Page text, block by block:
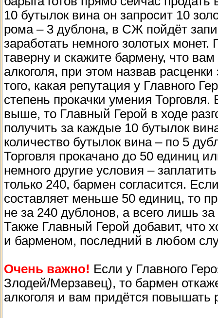
10 бутылок вина он запросит 10
рома – 3 дублона, в СЖ пойдёт
заработать немного золотых
таверну и скажите бармену, что
алкоголя, при этом назвав
того, какая репутация у Главного
степень прокачки умения
выше, то Главный Герой в ходе
получить за каждые 10 бутылок
количество бутылок вина – по 5
Торговля прокачано до 50 единиц
немного другие условия –
только 240, бармен согласится.
составляет меньше 50 единиц, то
не за 240 дублонов, а всего лишь
Также Главный Герой добавит, что
и барменом, последний в любом
Очень важно! Если у Главного
Злодей/Мерзавец), то бармен
алкоголя и вам придётся